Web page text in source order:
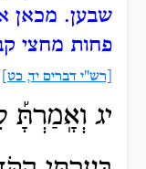
שבען. מכאן
פחות מחצי
[רש"י דברים יד, כט]
יג וְאָֽמַרְתָּ֡